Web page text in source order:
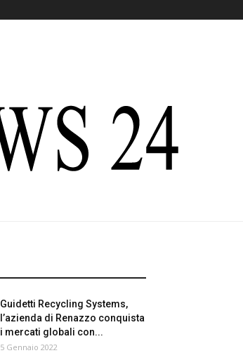
Guidetti Recycling Systems,
l’azienda di Renazzo conquista
i mercati globali con...
5 Gennaio 2022